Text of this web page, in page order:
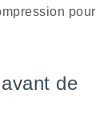
pour
de